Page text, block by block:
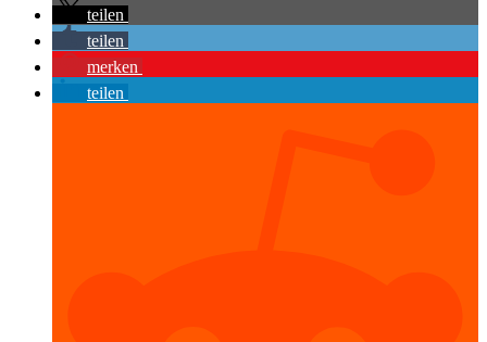
teilen
teilen
merken
teilen